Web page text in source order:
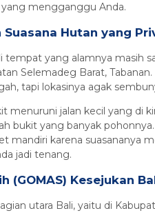
mengganggu Anda.
Suasana Hutan yang
tempat yang alamnya masih
Selemadeg Barat,
tapi lokasinya agak
menuruni jalan kecil yang di
bukit yang banyak
mandiri karena suasananya
jadi tenang.
(GOMAS) Kesejukan
utara Bali, yaitu di